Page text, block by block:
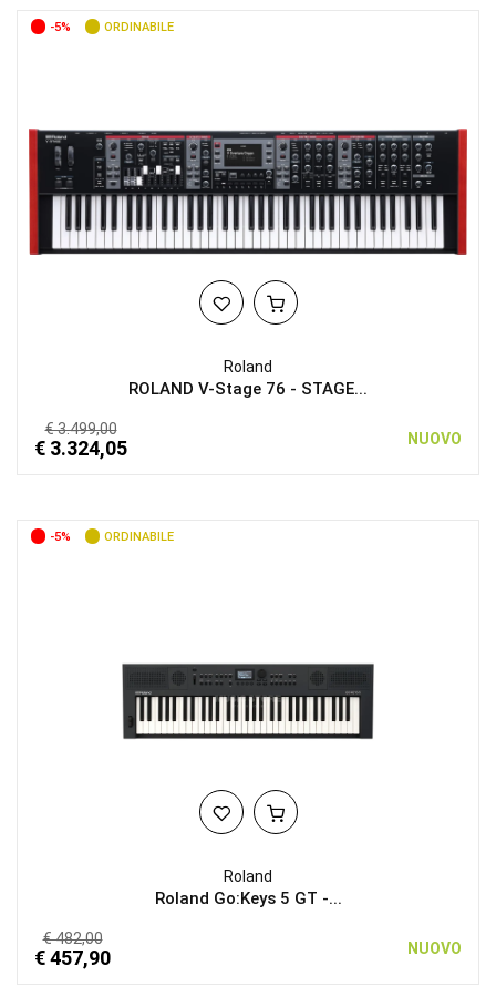
-5% ORDINABILE
Roland
ROLAND V-Stage 76 - STAGE...
€ 3.499,00
€ 3.324,05 NUOVO
-5% ORDINABILE
Roland
Roland Go:Keys 5 GT -...
€ 482,00
€ 457,90 NUOVO